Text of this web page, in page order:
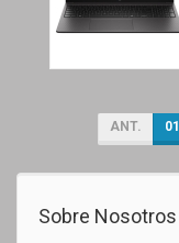
ANT. 01
Sobre Nosotros